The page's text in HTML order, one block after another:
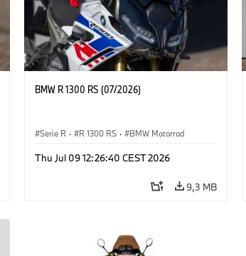
BMW R 1300 RS (07/2026)
Serie R · R 1300 RS · BMW Motorrad
Thu Jul 09 12:26:40 CEST 2026
9,3 MB